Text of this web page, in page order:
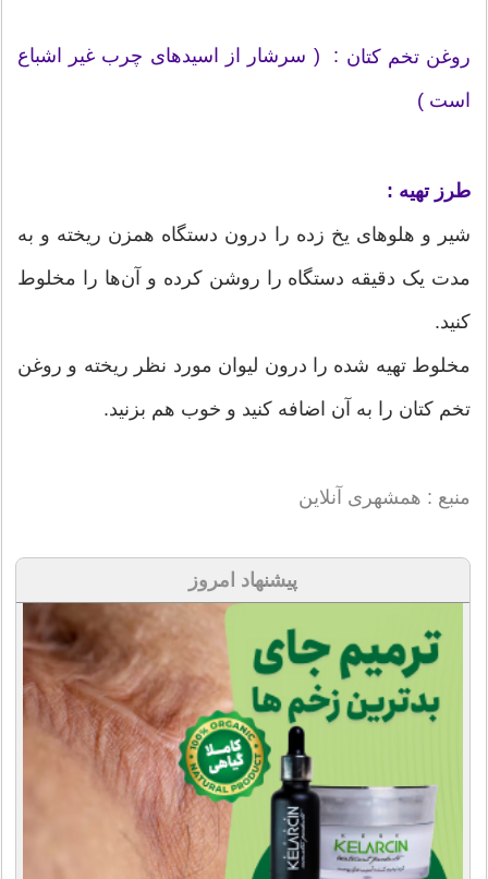
روغن تخم کتان : ( سرشار از اسیدهای چرب غیر اشباع
است )
طرز تهیه :
شیر و هلوهای یخ زده را درون دستگاه همزن ریخته و به
مدت یک دقیقه دستگاه را روشن کرده و آن‌ها را مخلوط
کنید.
مخلوط تهیه شده را درون لیوان مورد نظر ریخته و روغن
تخم کتان را به آن اضافه کنید و خوب هم بزنید.
منبع : همشهری آنلاین
پیشنهاد امروز